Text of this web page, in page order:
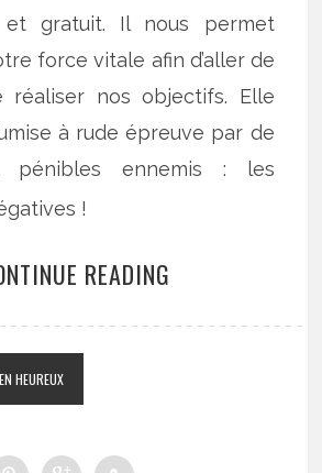
et gratuit. Il nous permet
force vitale afin d’aller de
réaliser nos objectifs. Elle
à rude épreuve par de
pénibles ennemis : les
!
READING
HEUREUX